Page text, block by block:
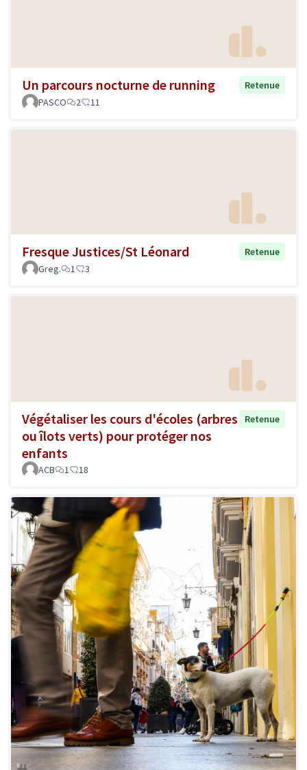
Un parcours nocturne de running
Retenue
PASCO
2 11
Fresque Justices/St Léonard
Retenue
Greg.
1 3
Végétaliser les cours d'écoles (arbres
ou îlots verts) pour protéger nos
enfants
Retenue
ACB 1 18